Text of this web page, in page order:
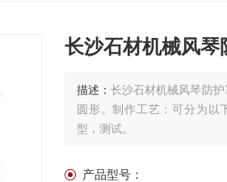
长沙石材机械风琴
描述：长沙石材机械风琴防
圆形。制作工艺：可分为以
型，测试。
产品型号：